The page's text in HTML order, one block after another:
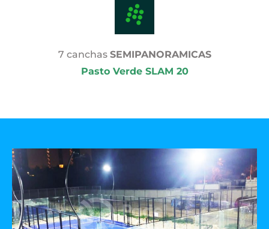
7 canchas SEMIPANORAMICAS
Pasto Verde SLAM 20